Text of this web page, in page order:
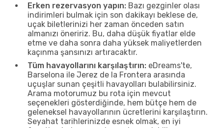
Erken rezervasyon yapın: Bazı gezginler olası
indirimleri bulmak için son dakikayı beklese de,
uçak biletlerinizi her zaman önceden satın
almanızı öneririz. Bu, daha düşük fiyatlar elde
etme ve daha sonra daha yüksek maliyetlerden
kaçınma şansınızı artıracaktır.
Tüm havayollarını karşılaştırın: eDreams'te,
Barselona ile Jerez de la Frontera arasında
uçuşlar sunan çeşitli havayolları bulabilirsiniz.
Arama motorumuz bu rota için mevcut
seçenekleri gösterdiğinde, hem bütçe hem de
geleneksel havayollarının ücretlerini karşılaştırın.
Seyahat tarihlerinizde esnek olmak, en iyi